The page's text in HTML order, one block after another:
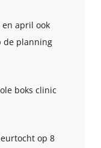
april ook
de planning
boks clinic
op 8